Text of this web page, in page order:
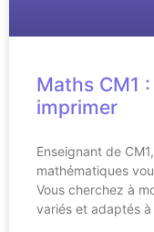
Maths CM1
imprimer
Enseignant de
mathématiques
Vous cherchez à
variés et adaptés à